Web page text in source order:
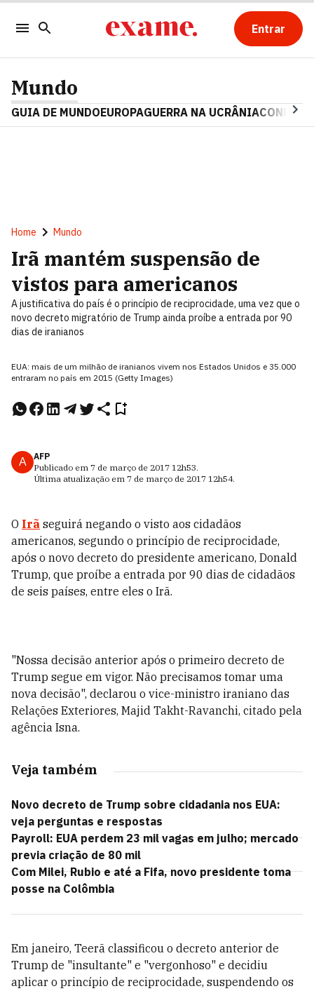
Entrar
Mundo
GUIA DE MUNDOEUROPAGUERRA NA UCRÂNIA
Home Mundo
Irã mantém suspensão de
vistos para americanos
A justificativa do país é o princípio de reciprocidade, uma vez que o
novo decreto migratório de Trump ainda proíbe a entrada por 90
dias de iranianos
EUA: mais de um milhão de iranianos vivem nos Estados Unidos e 35.000
entraram no país em 2015 (Getty Images)
A
AFP
Publicado em 7 de março de 2017 12h53.
Última atualização em 7 de março de 2017 12h54.
O Irã seguirá negando o visto aos cidadãos
americanos, segundo o princípio de reciprocidade,
após o novo decreto do presidente americano, Donald
Trump, que proíbe a entrada por 90 dias de cidadãos
de seis países, entre eles o Irã.
"Nossa decisão anterior após o primeiro decreto de
Trump segue em vigor. Não precisamos tomar uma
nova decisão", declarou o vice-ministro iraniano das
Relações Exteriores, Majid Takht-Ravanchi, citado pela
agência Isna.
Veja também
Novo decreto de Trump sobre cidadania nos EUA:
veja perguntas e respostas
Payroll: EUA perdem 23 mil vagas em julho; mercado
previa criação de 80 mil
Com Milei, Rubio e até a Fifa, novo presidente toma
posse na Colômbia
Em janeiro, Teerã classificou o decreto anterior de
Trump de "insultante" e "vergonhoso" e decidiu
aplicar o princípio de reciprocidade, suspendendo os